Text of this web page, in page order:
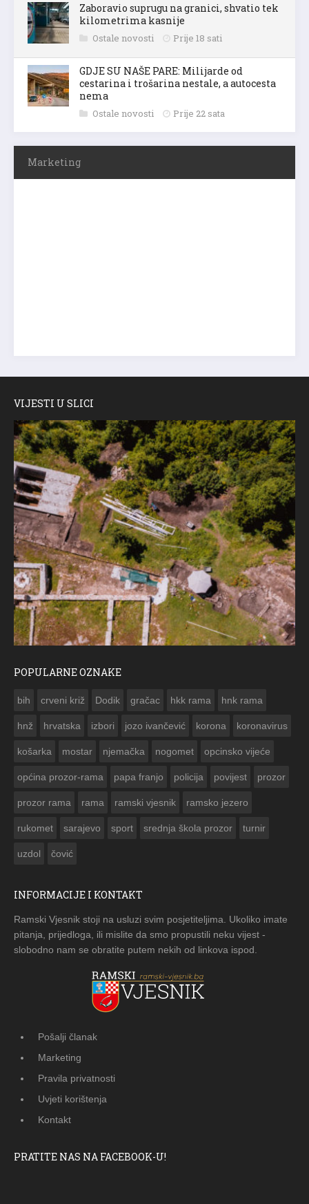
Zaboravio suprugu na granici, shvatio tek
kilometrima kasnije
Ostale novosti Prije 18 sati
GDJE SU NAŠE PARE: Milijarde od
cestarina i trošarina nestale, a autocesta
nema
Ostale novosti Prije 22 sata
Marketing
VIJESTI U SLICI
POPULARNE OZNAKE
bih crveni križ Dodik gračac hkk rama hnk rama
hnž hrvatska izbori jozo ivančević korona koronavirus
košarka mostar njemačka nogomet opcinsko vijeće
općina prozor-rama papa franjo policija povijest prozor
prozor rama rama ramski vjesnik ramsko jezero
rukomet sarajevo sport srednja škola prozor turnir
uzdol čović
INFORMACIJE I KONTAKT
Ramski Vjesnik stoji na usluzi svim posjetiteljima. Ukoliko imate
pitanja, prijedloga, ili mislite da smo propustili neku vijest -
slobodno nam se obratite putem nekih od linkova ispod.
Pošalji članak
Marketing
Pravila privatnosti
Uvjeti korištenja
Kontakt
PRATITE NAS NA FACEBOOK-U!